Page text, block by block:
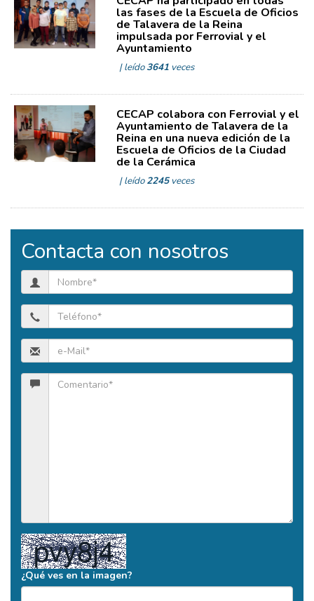
las fases de la Escuela de Oficios
de Talavera de la Reina
impulsada por Ferrovial y el
Ayuntamiento
| leído3641veces
CECAP colabora con Ferrovial y el
Ayuntamiento de Talavera de la
Reina en una nueva edición de la
Escuela de Oficios de la Ciudad
de la Cerámica
| leído2245veces
Contacta con nosotros
¿Qué ves en la imagen?